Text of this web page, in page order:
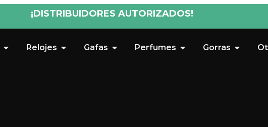
¡DISTRIBUIDORES AUTORIZADOS!
Relojes Gafas Perfumes Gorras